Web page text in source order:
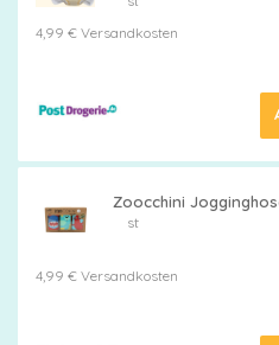
4,99 € Versandkosten
Zoocchini
st
4,99 € Versandkosten